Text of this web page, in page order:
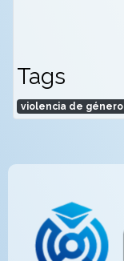
Tags
violencia de género